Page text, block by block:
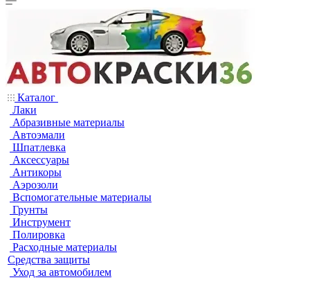
Каталог
Лаки
Абразивные материалы
Автоэмали
Шпатлевка
Аксессуары
Антикоры
Аэрозоли
Вспомогательные материалы
Грунты
Инструмент
Полировка
Расходные материалы
Средства защиты
Уход за автомобилем